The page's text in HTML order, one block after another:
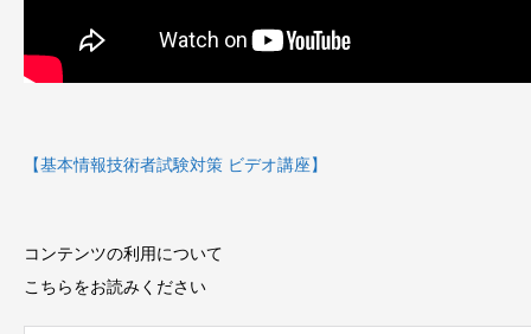
【基本情報技術者試験対策 ビデオ講座】
コンテンツの利用について
こちらをお読みください